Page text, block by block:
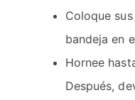
Coloque
bandeja en
Hornee
Después,